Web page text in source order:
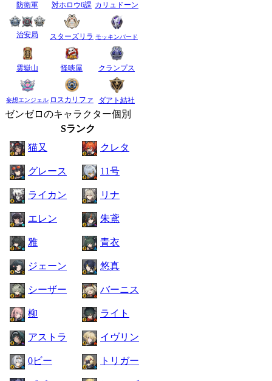
防衛軍 対ホロウ6課 カリュドーン
治安局 スターズリラ モッキンバード
雲嶽山 怪啖屋 クランプス
妄想エンジェル ロスカリファ ダアト結社
ゼンゼロのキャラクター個別
Sランク
猫又
クレタ
グレース 11号
ライカン リナ
エレン 朱鳶
雅 青衣
ジェーン 悠真
シーザー バーニス
柳 ライト
アストラ イヴリン
0ビー トリガー